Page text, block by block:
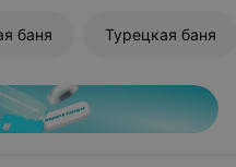
баня Турецкая баня